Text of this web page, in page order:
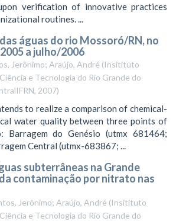
verification of innovative practices
routines. ...
águas do rio Mossoró/RN, no
a julho/2006
Jerônimo; Araújo, André (Insitituto
e Tecnologia do Rio Grande do
, 2007)
to realize a comparison of chemical-
water quality between three points of
Barragem do Genésio (utmx 681464;
Central (utmx-683867; ...
subterrâneas na Grande
contaminação por nitrato nas
Jerônimo; Araújo, André (Insitituto
e Tecnologia do Rio Grande do